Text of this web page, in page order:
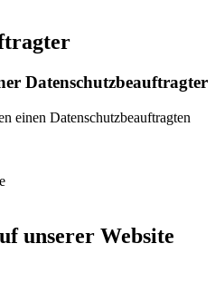
Datenschutzbeauftragter
einen Datenschutzbeauftragten
unserer Website